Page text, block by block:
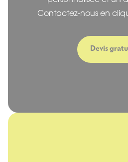
Contactez-nous en
Devis